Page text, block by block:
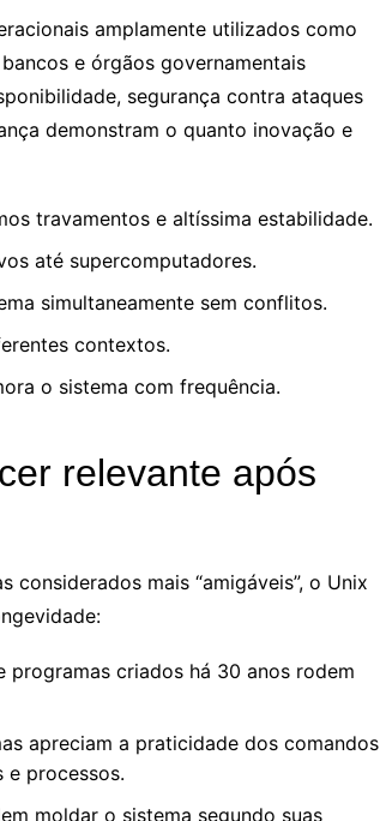
amplamente utilizados como
e órgãos governamentais
segurança contra ataques
demonstram o quanto inovação e
travamentos e altíssima estabilidade.
até supercomputadores.
simultaneamente sem conflitos.
contextos.
o sistema com frequência.
relevante após
mais “amigáveis”, o Unix
programas criados há 30 anos rodem
apreciam a praticidade dos comandos
e processos.
moldar o sistema segundo suas